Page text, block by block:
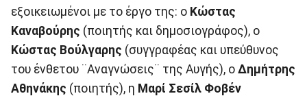
εξοικειωμένοι με το έργο της: ο Κώστας
Καναβούρης (ποιητής και δημοσιογράφος), ο
Κώστας Βούλγαρης (συγγραφέας και υπεύθυνος
του ένθετου ¨Αναγνώσεις¨ της Αυγής), ο Δημήτρης
Αθηνάκης (ποιητής), η Μαρί Σεσίλ Φοβέν